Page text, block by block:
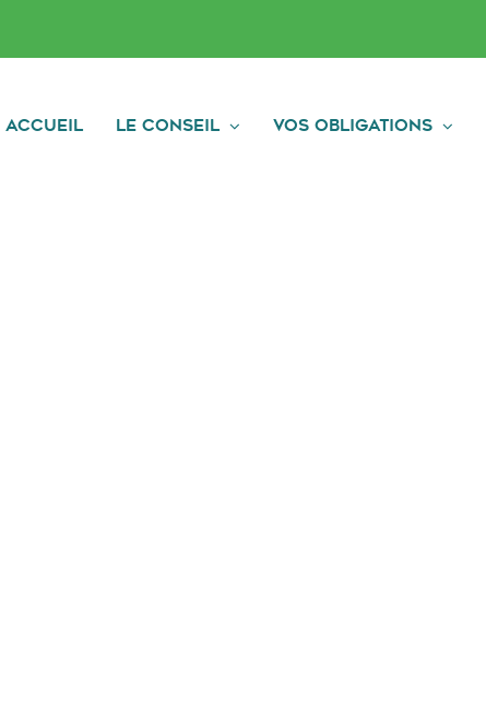
Accueil Le conseil Vos obligations